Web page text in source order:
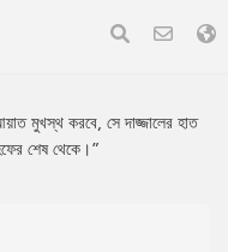
মুখস্থ করবে, সে দাজ্জালের হাত
শেষ থেকে।”